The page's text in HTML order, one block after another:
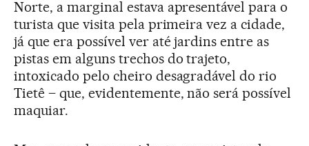
Norte, a marginal estava apresentável para o
turista que visita pela primeira vez a cidade,
já que era possível ver até jardins entre as
pistas em alguns trechos do trajeto,
intoxicado pelo cheiro desagradável do rio
Tietê – que, evidentemente, não será possível
maquiar.